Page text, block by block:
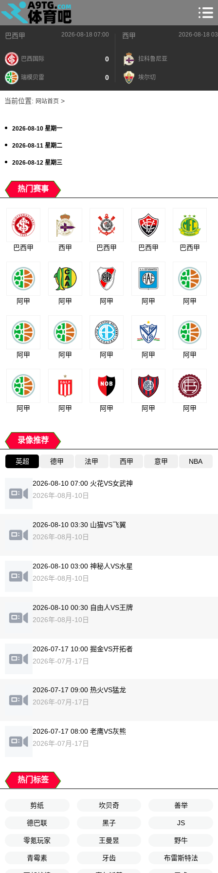
巴西甲 2026-08-18 07:00
巴西国际 0
瑞模贝雷 0
西甲 2026-08-18
拉科鲁尼亚
埃尔切
当前位置: 网站首页>
2026-08-10 星期一
2026-08-11 星期二
2026-08-12 星期三
热门赛事
巴西甲 西甲 巴西甲 巴西甲 巴西甲
阿甲 阿甲 阿甲 阿甲 阿甲
阿甲 阿甲 阿甲 阿甲 阿甲
阿甲 阿甲 阿甲 阿甲 阿甲
录像推荐
英超 德甲 法甲 西甲 意甲 NBA
2026-08-10 07:00 火花VS女武神
2026年-08月-10日
2026-08-10 03:30 山猫VS飞翼
2026年-08月-10日
2026-08-10 03:00 神秘人VS水星
2026年-08月-10日
2026-08-10 00:30 自由人VS王牌
2026年-08月-10日
2026-07-17 10:00 掘金VS开拓者
2026年-07月-17日
2026-07-17 09:00 热火VS猛龙
2026年-07月-17日
2026-07-17 08:00 老鹰VS灰熊
2026年-07月-17日
热门标签
剪纸 坎贝奇 善举
德巴联 黑子 JS
零氪玩家 王曼昱 野牛
青霉素 牙齿 布雷斯特法